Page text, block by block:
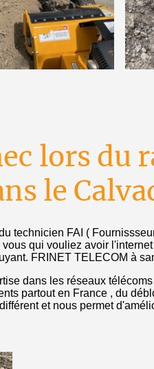
lors du
le
technicien FAI (
qui vouliez avoir
FRINET TELECOM à
dans les réseaux
partout en France , du
et nous permet